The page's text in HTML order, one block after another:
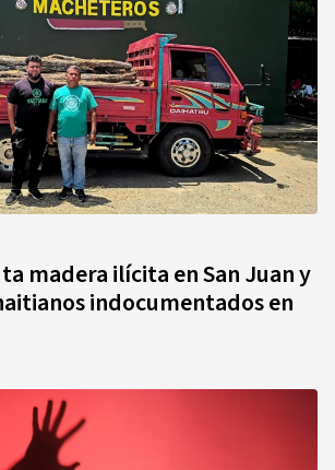
madera ilícita en San Juan y
indocumentados en